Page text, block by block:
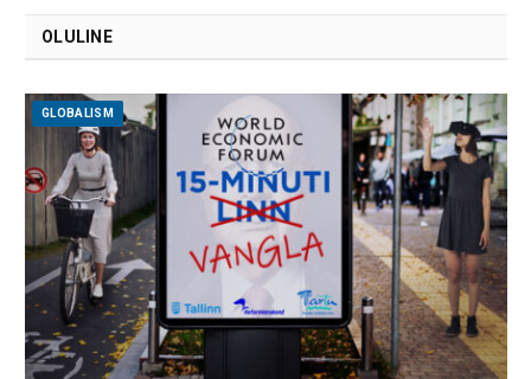
OLULINE
GLOBALISM